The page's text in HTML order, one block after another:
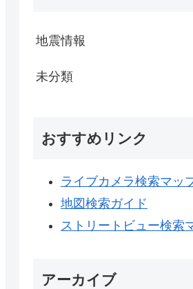
地震情報
未分類
おすすめリンク
ライブカメラ検索マッ
地図検索ガイド
ストリートビュー検索
アーカイブ